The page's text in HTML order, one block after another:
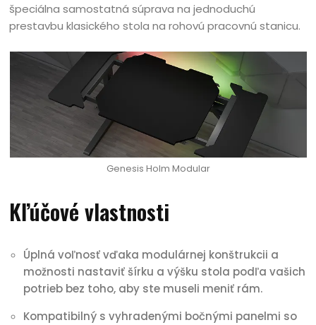
špeciálna samostatná súprava na jednoduchú
prestavbu klasického stola na rohovú pracovnú stanicu.
Genesis Holm Modular
Kľúčové vlastnosti
Úplná voľnosť vďaka modulárnej konštrukcii a
možnosti nastaviť šírku a výšku stola podľa vašich
potrieb bez toho, aby ste museli meniť rám.
Kompatibilný s vyhradenými bočnými panelmi so